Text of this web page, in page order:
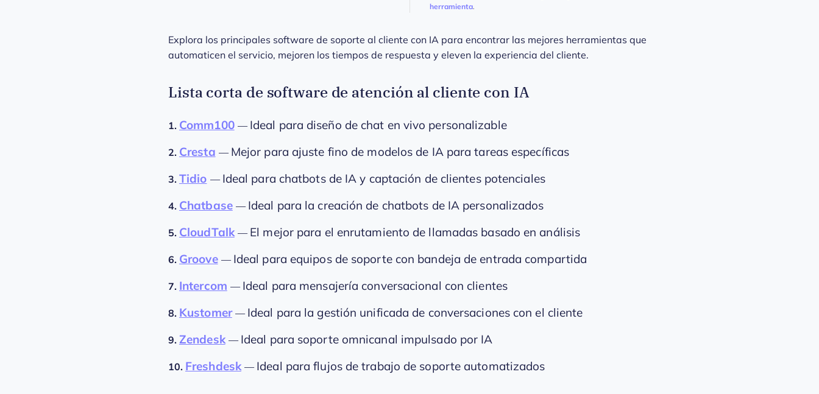
herramienta.
Explora los principales software de soporte al cliente con IA para encontrar las mejores herramientas que
automaticen el servicio, mejoren los tiempos de respuesta y eleven la experiencia del cliente.
Lista corta de software de atención al cliente con IA
1. Comm100 — Ideal para diseño de chat en vivo personalizable
2. Cresta — Mejor para ajuste fino de modelos de IA para tareas específicas
3. Tidio — Ideal para chatbots de IA y captación de clientes potenciales
4. Chatbase — Ideal para la creación de chatbots de IA personalizados
5. CloudTalk — El mejor para el enrutamiento de llamadas basado en análisis
6. Groove — Ideal para equipos de soporte con bandeja de entrada compartida
7. Intercom — Ideal para mensajería conversacional con clientes
8. Kustomer — Ideal para la gestión unificada de conversaciones con el cliente
9. Zendesk — Ideal para soporte omnicanal impulsado por IA
10. Freshdesk — Ideal para flujos de trabajo de soporte automatizados